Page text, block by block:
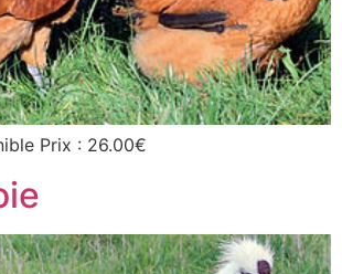
Prix : 26.00€